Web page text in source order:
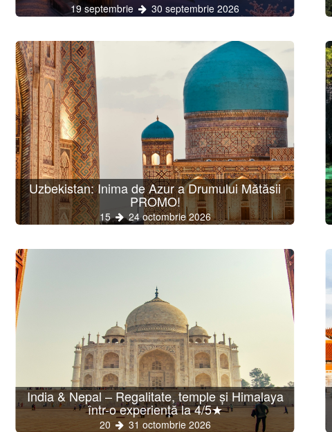
19 septembrie 30 septembrie 2026
Uzbekistan: Inima de Azur a Drumului Mătăsii
PROMO!
15 24 octombrie 2026
India & Nepal – Regalitate, temple și Himalaya
într-o experiență la 4/5★
20 31 octombrie 2026